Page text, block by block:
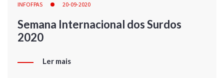
INFOFPAS 20-09-2020
Semana Internacional dos Surdos
2020
Ler mais